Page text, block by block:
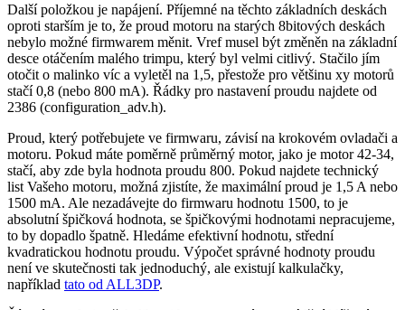
Další položkou je napájení. Příjemné na těchto základních deskách
oproti starším je to, že proud motoru na starých 8bitových deskách
nebylo možné firmwarem měnit. Vref musel být změněn na základní
desce otáčením malého trimpu, který byl velmi citlivý. Stačilo jím
otočit o malinko víc a vyletěl na 1,5, přestože pro většinu xy motorů
stačí 0,8 (nebo 800 mA). Řádky pro nastavení proudu najdete od
2386 (configuration_adv.h).
Proud, který potřebujete ve firmwaru, závisí na krokovém ovladači a
motoru. Pokud máte poměrně průměrný motor, jako je motor 42-34,
stačí, aby zde byla hodnota proudu 800. Pokud najdete technický
list Vašeho motoru, možná zjistíte, že maximální proud je 1,5 A nebo
1500 mA. Ale nezadávejte do firmwaru hodnotu 1500, to je
absolutní špičková hodnota, se špičkovými hodnotami nepracujeme,
to by dopadlo špatně. Hledáme efektivní hodnotu, střední
kvadratickou hodnotu proudu. Výpočet správné hodnoty proudu
není ve skutečnosti tak jednoduchý, ale existují kalkulačky,
například tato od ALL3DP.